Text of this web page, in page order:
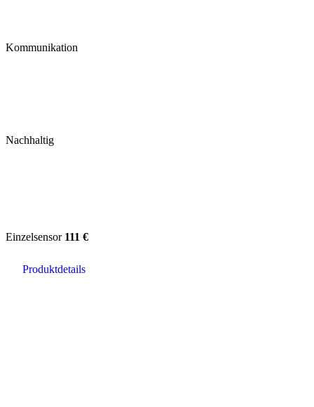
Kommunikation
Nachhaltig
Einzelsensor 111 €
Produktdetails